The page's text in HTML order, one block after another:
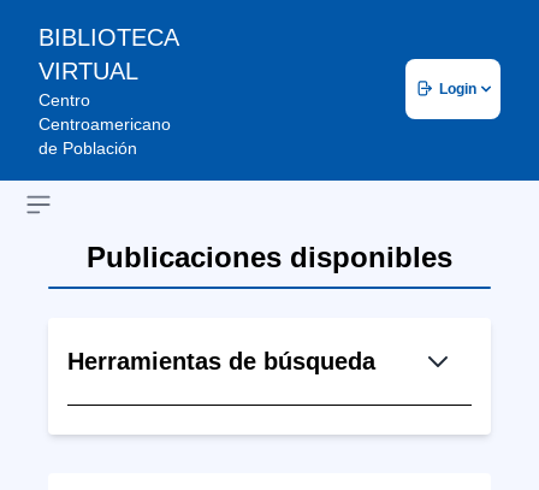
BIBLIOTECA
VIRTUAL
Centro
Centroamericano
de Población
Login
Open sidebar
Publicaciones disponibles
Herramientas de búsqueda